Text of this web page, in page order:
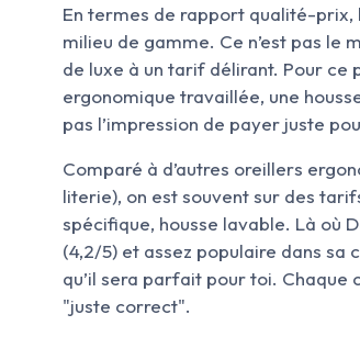
En termes de rapport qualité-prix,
milieu de gamme. Ce n’est pas le
de luxe à un tarif délirant. Pour
ergonomique travaillée, une
pas l’impression de payer juste
Comparé à d’autres oreillers
literie), on est souvent sur des
spécifique, housse lavable. Là où
(4,2/5) et assez populaire dans sa
qu’il sera parfait pour toi. Chaque
"juste correct".